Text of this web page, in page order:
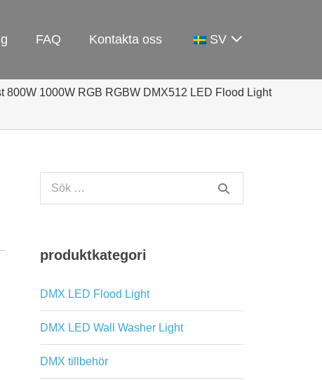
FAQ Kontakta oss SV
800W 1000W RGB RGBW DMX512 LED Flood Light
Sök
produktkategori
DMX LED Flood Light
DMX LED Wall Washer Light
DMX tillbehör